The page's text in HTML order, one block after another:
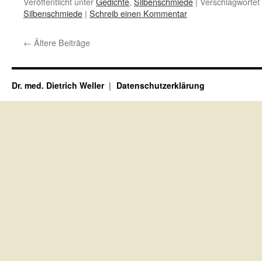
Silbenschmiede | Schreib einen Kommentar
← Ältere Beiträge
Dr. med. Dietrich Weller Datenschutzerklärung